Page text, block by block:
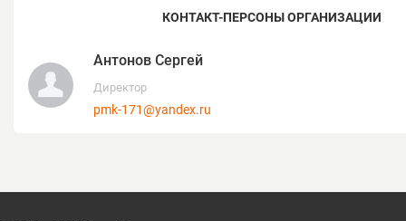
КОНТАКТ-ПЕРСОНЫ ОРГАНИЗАЦИИ
Антонов Сергей
Директор
pmk-171@yandex.ru